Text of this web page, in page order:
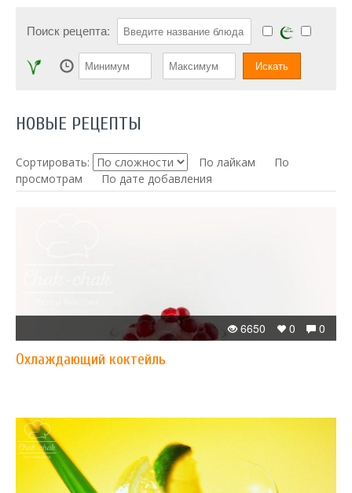
Поиск рецепта:
НОВЫЕ РЕЦЕПТЫ
Сортировать: По лайкам
По
просмотрам
По дате добавления
0
0
6650
Охлаждающий коктейль